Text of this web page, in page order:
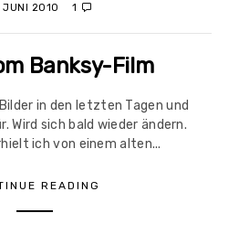
JUNI 2010 1
Banksy-Film
in den letzten Tagen und
Wird sich bald wieder ändern.
ich von einem alten...
READING